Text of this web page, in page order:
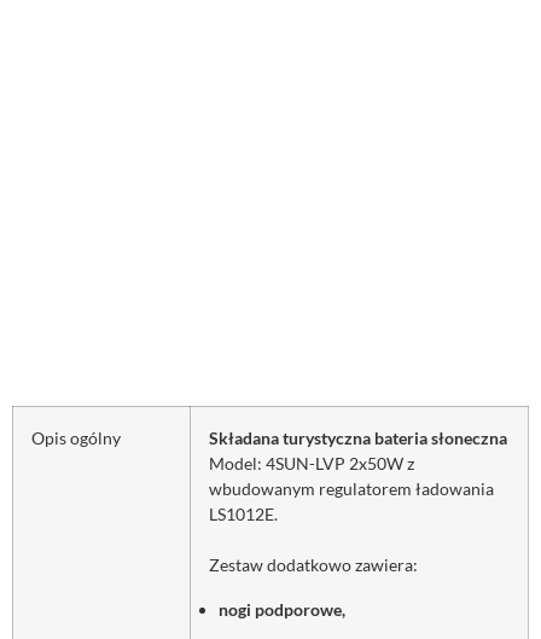
Opis ogólny
Składana turystyczna bateria słoneczna
Model: 4SUN-LVP 2x50W z
wbudowanym regulatorem ładowania
LS1012E.
Zestaw dodatkowo zawiera:
nogi podporowe,